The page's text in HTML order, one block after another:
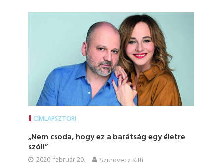
CÍMLAPSZTORI
„Nem csoda, hogy ez a barátság egy életre
szól!”
2020. február 20. Szurovecz Kitti